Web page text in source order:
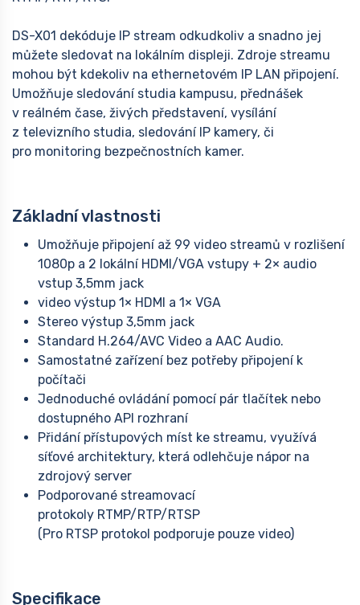
DS-X01 dekóduje IP stream odkudkoliv a snadno jej
můžete sledovat na lokálním displeji. Zdroje streamu
mohou být kdekoliv na ethernetovém IP LAN připojení.
Umožňuje sledování studia kampusu, přednášek
v reálném čase, živých představení, vysílání
z televizního studia, sledování IP kamery, či
pro monitoring bezpečnostních kamer.
Základní vlastnosti
Umožňuje připojení až 99 video streamů v rozlišení
1080p a 2 lokální HDMI/VGA vstupy + 2× audio
vstup 3,5mm jack
video výstup 1× HDMI a 1× VGA
Stereo výstup 3,5mm jack
Standard H.264/AVC Video a AAC Audio.
Samostatné zařízení bez potřeby připojení k
počítači
Jednoduché ovládání pomocí pár tlačítek nebo
dostupného API rozhraní
Přidání přístupových míst ke streamu, využívá
síťové architektury, která odlehčuje nápor na
zdrojový server
Podporované streamovací
protokoly RTMP/RTP/RTSP
(Pro RTSP protokol podporuje pouze video)
Specifikace